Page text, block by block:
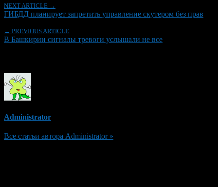
NEXT ARTICLE →
ГИБДД планирует запретить управление скутером без прав
← PREVIOUS ARTICLE
В Башкирии сигналы тревоги услышали не все
Administrator
Все статьи автора Administrator »